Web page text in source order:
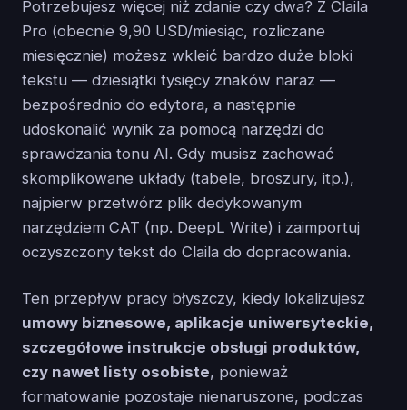
Potrzebujesz więcej niż zdanie czy dwa? Z Claila
Pro (obecnie 9,90 USD/miesiąc, rozliczane
miesięcznie) możesz wkleić bardzo duże bloki
tekstu — dziesiątki tysięcy znaków naraz —
bezpośrednio do edytora, a następnie
udoskonalić wynik za pomocą narzędzi do
sprawdzania tonu AI. Gdy musisz zachować
skomplikowane układy (tabele, broszury, itp.),
najpierw przetwórz plik dedykowanym
narzędziem CAT (np. DeepL Write) i zaimportuj
oczyszczony tekst do Claila do dopracowania.
Ten przepływ pracy błyszczy, kiedy lokalizujesz
umowy biznesowe, aplikacje uniwersyteckie,
szczegółowe instrukcje obsługi produktów,
czy nawet listy osobiste, ponieważ
formatowanie pozostaje nienaruszone, podczas